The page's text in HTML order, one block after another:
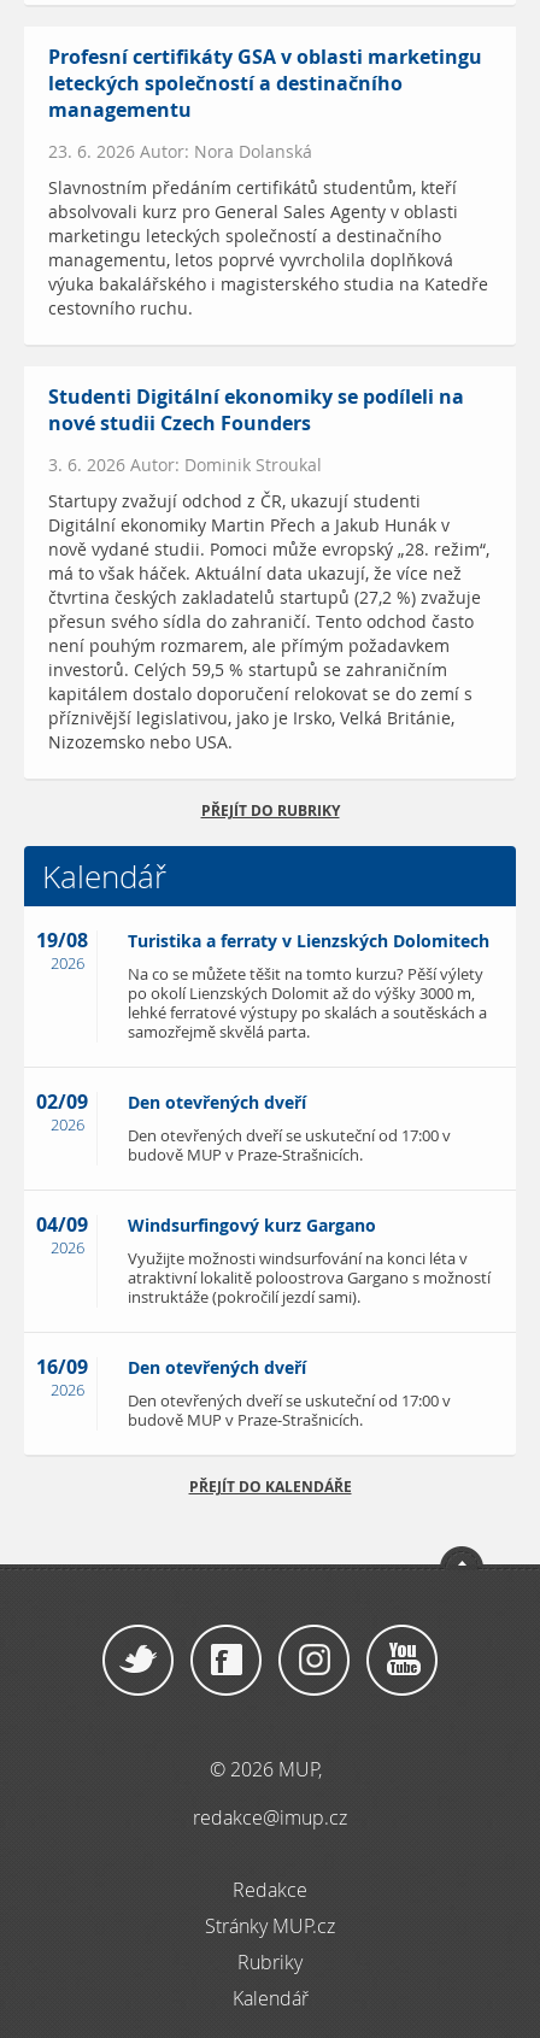
Profesní certifikáty GSA v oblasti marketingu
leteckých společností a destinačního
managementu
23. 6. 2026 Autor: Nora Dolanská
Slavnostním předáním certifikátů studentům, kteří
absolvovali kurz pro General Sales Agenty v oblasti
marketingu leteckých společností a destinačního
managementu, letos poprvé vyvrcholila doplňková
výuka bakalářského i magisterského studia na Katedře
cestovního ruchu.
Studenti Digitální ekonomiky se podíleli na
nové studii Czech Founders
3. 6. 2026 Autor: Dominik Stroukal
Startupy zvažují odchod z ČR, ukazují studenti
Digitální ekonomiky Martin Přech a Jakub Hunák v
nově vydané studii. Pomoci může evropský „28. režim“,
má to však háček. Aktuální data ukazují, že více než
čtvrtina českých zakladatelů startupů (27,2 %) zvažuje
přesun svého sídla do zahraničí. Tento odchod často
není pouhým rozmarem, ale přímým požadavkem
investorů. Celých 59,5 % startupů se zahraničním
kapitálem dostalo doporučení relokovat se do zemí s
příznivější legislativou, jako je Irsko, Velká Británie,
Nizozemsko nebo USA.
PŘEJÍT DO RUBRIKY
Kalendář
19/08
2026
Turistika a ferraty v Lienzských Dolomitech
Na co se můžete těšit na tomto kurzu? Pěší výlety
po okolí Lienzských Dolomit až do výšky 3000 m,
lehké ferratové výstupy po skalách a soutěskách a
samozřejmě skvělá parta.
02/09
2026
Den otevřených dveří
Den otevřených dveří se uskuteční od 17:00 v
budově MUP v Praze-Strašnicích.
04/09
2026
Windsurfingový kurz Gargano
Využijte možnosti windsurfování na konci léta v
atraktivní lokalitě poloostrova Gargano s možností
instruktáže (pokročilí jezdí sami).
16/09
2026
Den otevřených dveří
Den otevřených dveří se uskuteční od 17:00 v
budově MUP v Praze-Strašnicích.
PŘEJÍT DO KALENDÁŘE
© 2026 MUP,
redakce@imup.cz
Redakce
Stránky MUP.cz
Rubriky
Kalendář